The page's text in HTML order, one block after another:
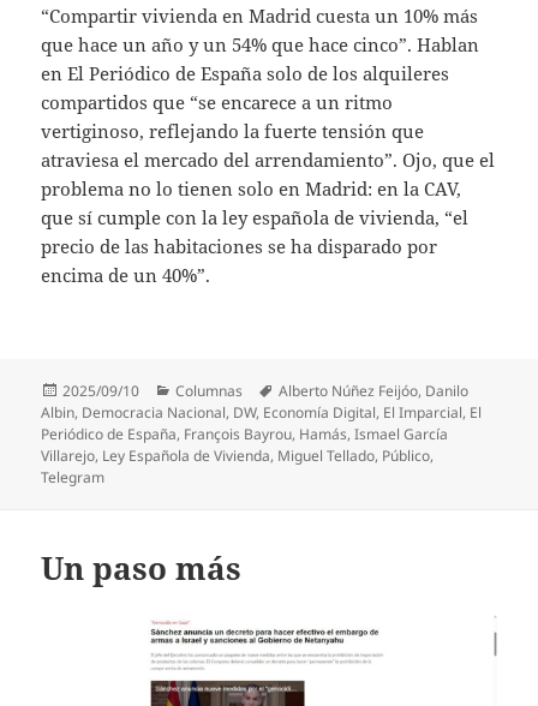
“Compartir vivienda en Madrid cuesta un 10% más
que hace un año y un 54% que hace cinco”. Hablan
en El Periódico de España solo de los alquileres
compartidos que “se encarece a un ritmo
vertiginoso, reflejando la fuerte tensión que
atraviesa el mercado del arrendamiento”. Ojo, que el
problema no lo tienen solo en Madrid: en la CAV,
que sí cumple con la ley española de vivienda, “el
precio de las habitaciones se ha disparado por
encima de un 40%”.
Publicado
el
2025/09/10 Categorías
Columnas Etiquetas
Alberto Núñez Feijóo, Danilo
Albin, Democracia Nacional, DW, Economía Digital, El Imparcial, El
Periódico de España, François Bayrou, Hamás,Ismael García
Villarejo, Ley Española de Vivienda, Miguel Tellado, Público,
Telegram
Un paso más